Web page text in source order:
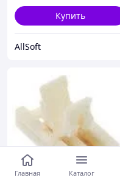
Купить
AllSoft
Главная Каталог